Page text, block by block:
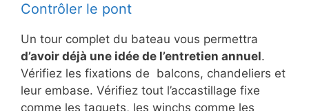
Contrôler le pont
Un tour complet du bateau vous permettra
d’avoir déjà une idée de l’entretien annuel.
Vérifiez les fixations de balcons, chandeliers et
leur embase. Vérifiez tout l’accastillage fixe
comme les taquets, les winchs comme les